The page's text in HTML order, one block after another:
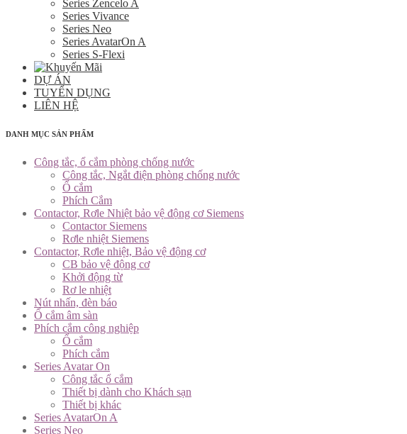
Series Zencelo A
Series Vivance
Series Neo
Series AvatarOn A
Series S-Flexi
DỰ ÁN
TUYỂN DỤNG
LIÊN HỆ
DANH MỤC SẢN PHẨM
Công tắc, ổ cắm phòng chống nước
Công tắc, Ngắt điện phòng chống nước
Ổ cắm
Phích Cắm
Contactor, Rơle Nhiệt bảo vệ động cơ Siemens
Contactor Siemens
Rơle nhiệt Siemens
Contactor, Rơle nhiệt, Bảo vệ động cơ
CB bảo vệ động cơ
Khởi động từ
Rơ le nhiệt
Nút nhấn, đèn báo
Ổ cắm âm sàn
Phích cắm công nghiệp
Ổ cắm
Phích cắm
Series Avatar On
Công tắc ổ cắm
Thiết bị dành cho Khách sạn
Thiết bị khác
Series AvatarOn A
Series Neo